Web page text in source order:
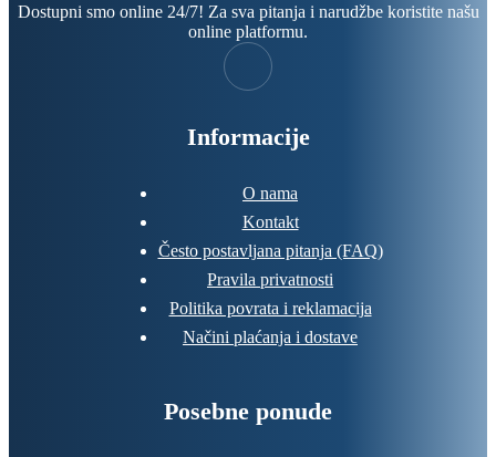
Dostupni smo online 24/7! Za sva pitanja i narudžbe koristite našu
online platformu.
Informacije
O nama
Kontakt
Često postavljana pitanja (FAQ)
Pravila privatnosti
Politika povrata i reklamacija
Načini plaćanja i dostave
Posebne ponude